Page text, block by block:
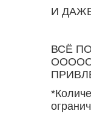
И
ВСЁ ПО